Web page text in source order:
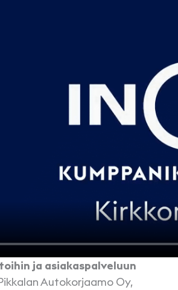
ja asiakaspalveluun
Autokorjaamo Oy,